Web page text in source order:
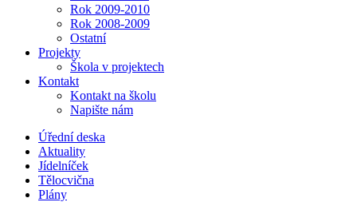
Rok 2009-2010
Rok 2008-2009
Ostatní
Projekty
Škola v projektech
Kontakt
Kontakt na školu
Napište nám
Úřední deska
Aktuality
Jídelníček
Tělocvična
Plány